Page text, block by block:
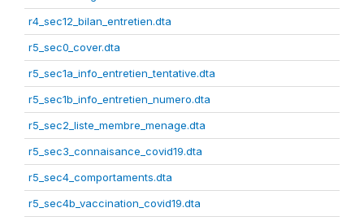
r4_sec12_bilan_entretien.dta
r5_sec0_cover.dta
r5_sec1a_info_entretien_tentative.dta
r5_sec1b_info_entretien_numero.dta
r5_sec2_liste_membre_menage.dta
r5_sec3_connaisance_covid19.dta
r5_sec4_comportaments.dta
r5_sec4b_vaccination_covid19.dta